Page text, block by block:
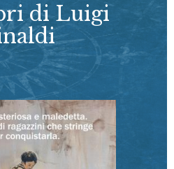
di Luigi